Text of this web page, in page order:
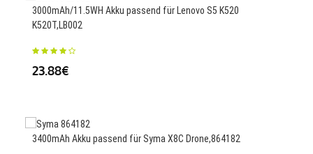
3000mAh/11.5WH Akku passend für Lenovo S5 K520
K520T,LB002
23.88€
3400mAh Akku passend für Syma X8C Drone,864182